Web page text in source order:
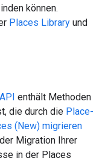
können.
Places Library und
enthält Methoden
die durch die Place-
(New) migrieren
Migration Ihrer
in der Places